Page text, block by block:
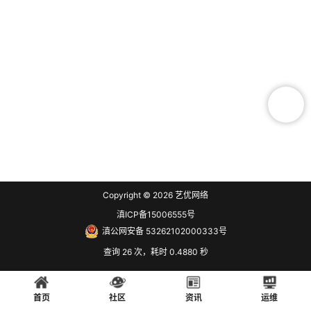
Copyright © 2026 艺优网络
滇ICP备15006555号
滇公网安备 53262102000333号
查询 26 次，耗时 0.4880 秒
首页 社区 资讯 运维